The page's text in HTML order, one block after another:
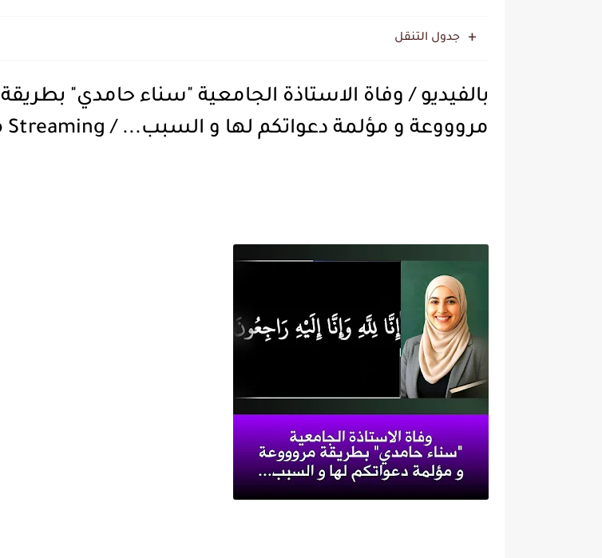
جدول التنقل
بالفيديو / وفاة الاستاذة الجامعية "سناء حامدي" بطريقة
مروووعة و مؤلمة دعواتكم لها و السبب... / Video Streaming